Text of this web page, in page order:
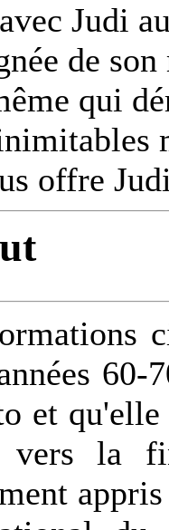
Judi
de
qui
offre
et
vers la